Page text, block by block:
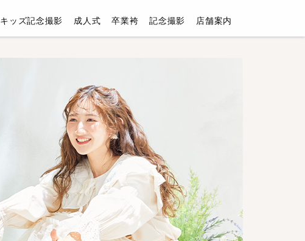
店舗案内
記念撮影
卒業袴
成人式
キッズ記念撮影